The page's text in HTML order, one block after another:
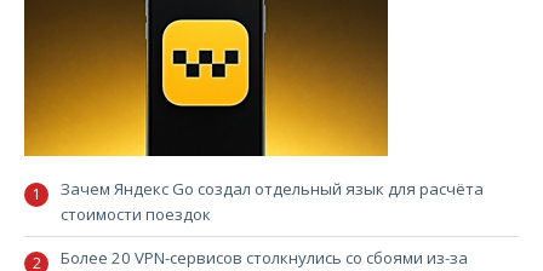
Зачем Яндекс Go создал отдельный язык для расчёта
стоимости поездок
Более 20 VPN-сервисов столкнулись со сбоями из-за